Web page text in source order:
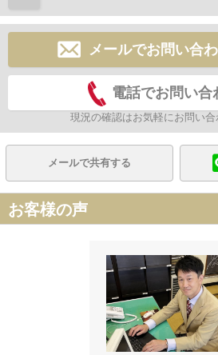
メールでお問い合
電話でお問い合
現況の確認はお気軽にお問い合
メールで共有する
お客様の声